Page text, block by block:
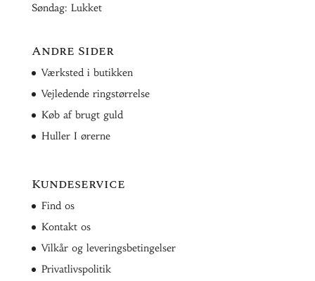
Søndag: Lukket
Andre Sider
Værksted i butikken
Vejledende ringstørrelse
Køb af brugt guld
Huller I ørerne
Kundeservice
Find os
Kontakt os
Vilkår og leveringsbetingelser
Privatlivspolitik